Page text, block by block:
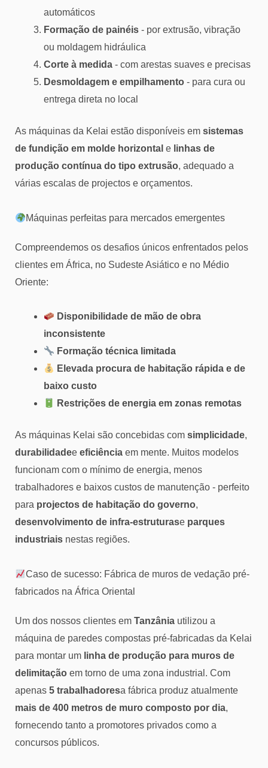
automáticos
Formação de painéis - por extrusão, vibração
ou moldagem hidráulica
Corte à medida - com arestas suaves e precisas
Desmoldagem e empilhamento - para cura ou
entrega direta no local
As máquinas da Kelai estão disponíveis em sistemas
de fundição em molde horizontal e linhas de
produção contínua do tipo extrusão, adequado a
várias escalas de projectos e orçamentos.
Máquinas perfeitas para mercados emergentes
Compreendemos os desafios únicos enfrentados pelos
clientes em África, no Sudeste Asiático e no Médio
Oriente:
Disponibilidade de mão de obra
inconsistente
Formação técnica limitada
Elevada procura de habitação rápida e de
baixo custo
Restrições de energia em zonas remotas
As máquinas Kelai são concebidas com simplicidade,
durabilidadee eficiência em mente. Muitos modelos
funcionam com o mínimo de energia, menos
trabalhadores e baixos custos de manutenção - perfeito
para projectos de habitação do governo,
desenvolvimento de infra-estruturase parques
industriais nestas regiões.
Caso de sucesso: Fábrica de muros de vedação pré-
fabricados na África Oriental
Um dos nossos clientes em Tanzânia utilizou a
máquina de paredes compostas pré-fabricadas da Kelai
para montar um linha de produção para muros de
delimitação em torno de uma zona industrial. Com
apenas 5 trabalhadoresa fábrica produz atualmente
mais de 400 metros de muro composto por dia,
fornecendo tanto a promotores privados como a
concursos públicos.